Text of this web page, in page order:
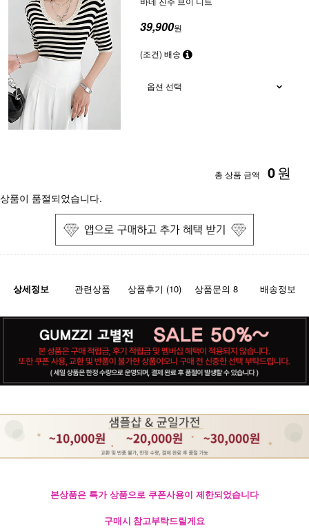
39,900원
(조건) 배송
총 상품 금액 0원
상품이 품절되었습니다.
상세정보 관련상품 상품후기 (10) 상품문의 8 배송정보
본상품은 특가 상품으로 쿠폰사용이 제한되었습니다
구매시 참고부탁드릴게요